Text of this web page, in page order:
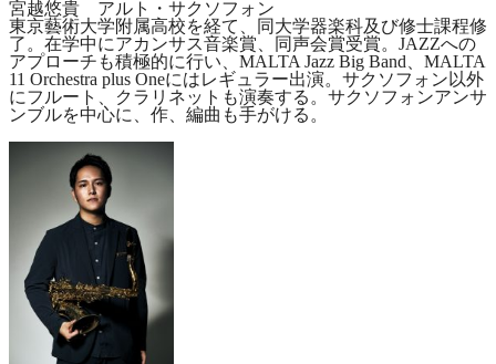
宮越悠貴 アルト・サクソフォン
東京藝術大学附属高校を経て、同大学器楽科及び修士課程修
了。在学中にアカンサス音楽賞、同声会賞受賞。 JAZZへの
アプローチも積極的に行い、 MALTA Jazz Big Band
MALTA
11 Orchestra plus Oneにはレギュラー出演。サクソフォン以外
にフルート、クラリネットも演奏する。サクソフォンアンサ
ンブルを中心に、作、編曲も手がける。